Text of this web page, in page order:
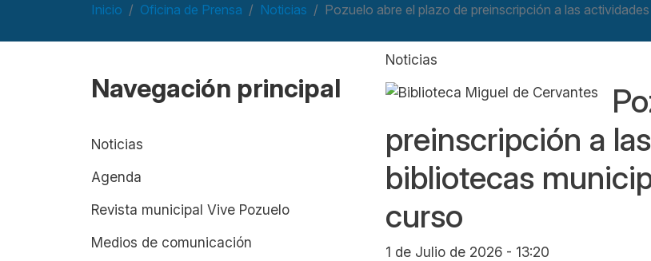
Inicio Oficina de Prensa Noticias Pozuelo abre el plazo de preinscripción a las
Navegación principal
Noticias
Agenda
Revista municipal Vive Pozuelo
Medios de comunicación
Noticias
preinscripción a
bibliotecas
curso
1 de Julio de 2026 - 13:20